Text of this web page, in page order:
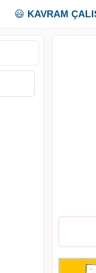
😃 KAVRAM